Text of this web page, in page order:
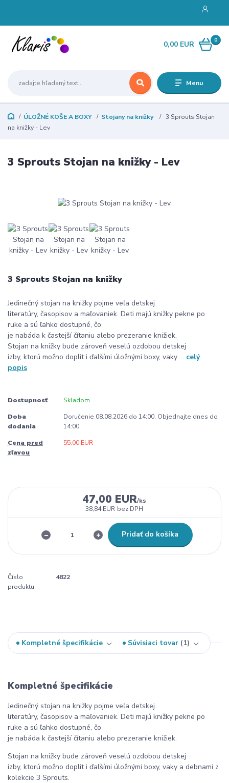
Menu
0
0,00 EUR
ÚLOŽNÉ KOŠE A BOXY Stojany na knižky
3 Sprouts Stojan
na knižky - Lev
3 Sprouts Stojan na knižky - Lev
3 Sprouts Stojan na knižky
Jedinečný stojan na knižky pojme veľa detskej
literatúry, časopisov a maľovaniek. Deti majú knižky pekne po
ruke a sú ľahko dostupné, čo
je nabáda k častejší čítaniu alebo prezeranie knižiek.
Stojan na knižky bude zároveň veselú ozdobou detskej
izby, ktorú možno doplit i ďalšími úložnými boxy, vaky ... celý
popis
Dostupnosť Skladom
Doba
dodania
Doručenie 08.08.2026 do 14:00. Objednajte dnes do
14:00
Cena pred
zľavou
55,00 EUR
47,00 EUR/ks
38,84 EUR bez DPH
Pridať do košíka
Číslo
produktu:
4822
Kompletné špecifikácie Súvisiaci tovar 1
Kompletné špecifikácie
Jedinečný stojan na knižky pojme veľa detskej
literatúry, časopisov a maľovaniek. Deti majú knižky pekne po
ruke a sú ľahko dostupné, čo
je nabáda k častejší čítaniu alebo prezeranie knižiek.
Stojan na knižky bude zároveň veselú ozdobou detskej
izby, ktorú možno doplit i ďalšími úložnými boxy, vaky a debnami z
kolekcie 3 Sprouts.